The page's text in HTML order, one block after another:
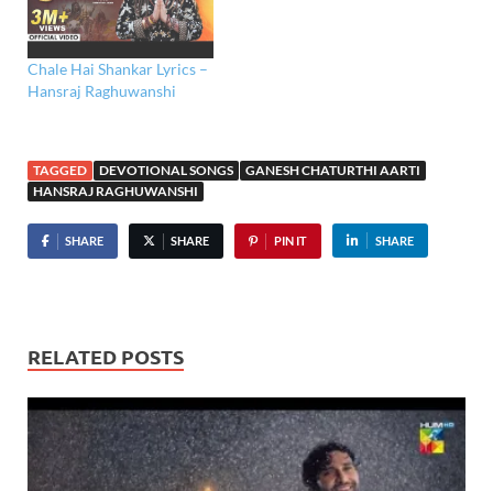
Chale Hai Shankar Lyrics –
Hansraj Raghuwanshi
TAGGED DEVOTIONAL SONGS
GANESH CHATURTHI AARTI
HANSRAJ RAGHUWANSHI
SHARE SHARE PIN IT SHARE
RELATED POSTS